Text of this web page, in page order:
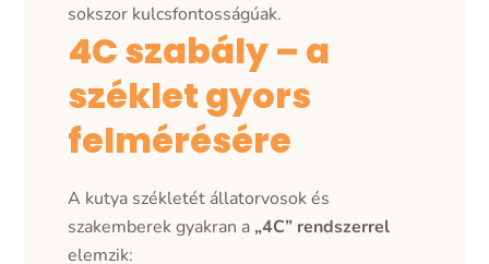
sokszor kulcsfontosságúak.
4C szabály – a
széklet gyors
felmérésére
A kutya székletét állatorvosok és
szakemberek gyakran a „4C” rendszerrel
elemzik: